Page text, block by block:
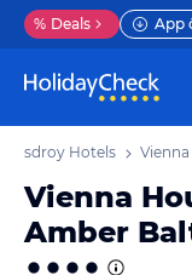
% Deals App
Misdroy Hotels
Vienna
Amber